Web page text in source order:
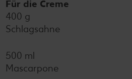
Für die Creme
400 g
Schlagsahne
500 ml
Mascarpone